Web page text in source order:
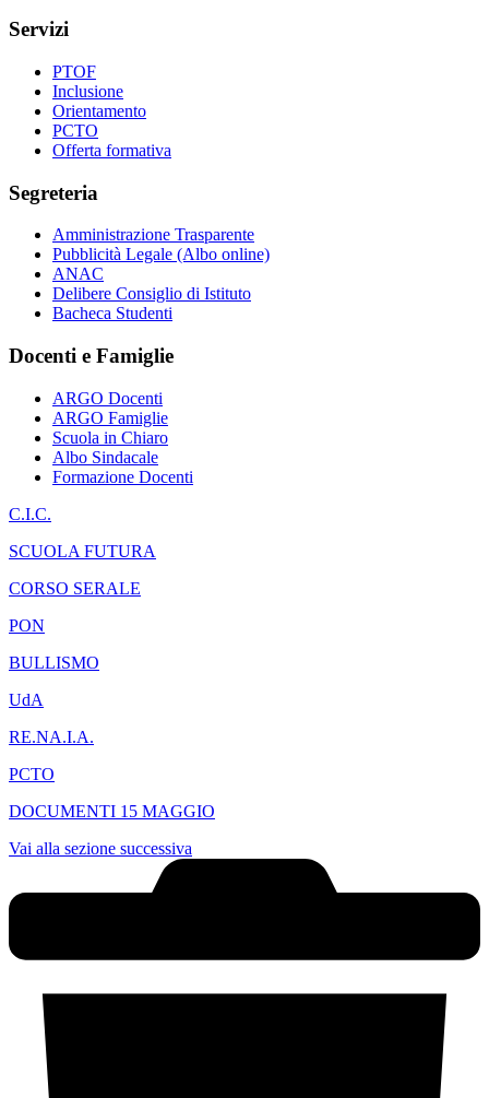
Servizi
PTOF
Inclusione
Orientamento
PCTO
Offerta formativa
Segreteria
Amministrazione Trasparente
Pubblicità Legale (Albo online)
ANAC
Delibere Consiglio di Istituto
Bacheca Studenti
Docenti e Famiglie
ARGO Docenti
ARGO Famiglie
Scuola in Chiaro
Albo Sindacale
Formazione Docenti
C.I.C.
SCUOLA FUTURA
CORSO SERALE
PON
BULLISMO
UdA
RE.NA.I.A.
PCTO
DOCUMENTI 15 MAGGIO
Vai alla sezione successiva